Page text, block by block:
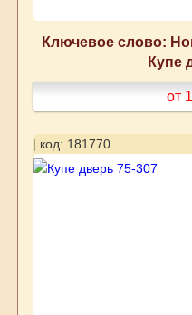
Ключевое слово:
Купе
от
| код: 181770